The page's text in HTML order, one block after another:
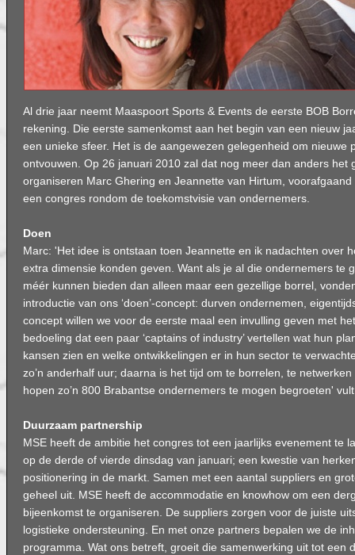
Al drie jaar neemt Maaspoort Sports & Events de eerste BOB
rekening. Die eerste samenkomst aan het begin van een nieuw
een unieke sfeer. Het is de aangewezen gelegenheid om nieuwe
ontvouwen. Op 26 januari 2010 zal dat nog meer dan anders het
organiseren Marc Ghering en Jeannette van Hirtum,
een congres rondom de toekomstvisie van ondernemers.
Doen
Marc: 'Het idee is ontstaan toen Jeannette en ik nadachten over
extra dimensie konden geven. Want als je al die ondernemers te
méér kunnen bieden dan alleen maar een gezellige borrel,
introductie van ons ‘doen’-concept: durven ondernemen,
concept willen we voor de eerste maal een invulling geven met
bedoeling dat een paar ‘captains of industry’ vertellen wat hun
kansen zien en welke ontwikkelingen er in hun sector te
zo’n anderhalf uur; daarna is het tijd om te borrelen, te
hopen zo’n 800 Brabantse ondernemers te mogen begroeten'
Duurzaam partnership
MSE heeft de ambitie het congres tot een jaarlijks evenement te
op de derde of vierde dinsdag van januari; een kwestie van
positionering in de markt. Samen met een aantal suppliers en
geheel uit. MSE heeft de accommodatie en knowhow om een
bijeenkomst te organiseren. De suppliers zorgen voor de juiste
logistieke ondersteuning. En met onze partners bepalen we de
programma. Wat ons betreft, groeit die samenwerking uit tot een